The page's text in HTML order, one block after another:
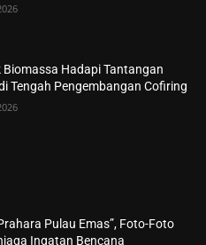
Biomassa Hadapi Tantangan
Tengah Pengembangan Cofiring
Pulau Emas”, Foto-Foto
Ingatan Bencana